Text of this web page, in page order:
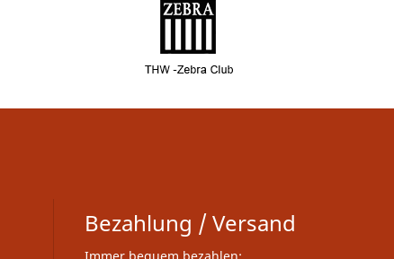
Bezahlung / Versand